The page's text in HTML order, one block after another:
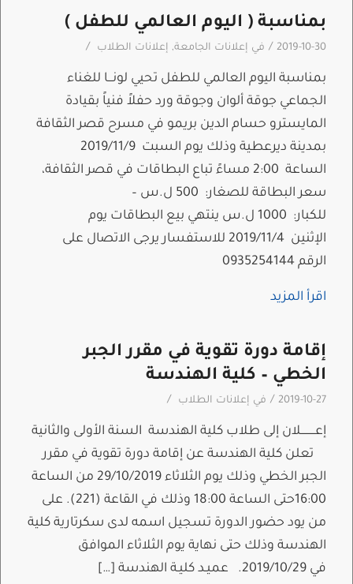
بمناسبة ( اليوم العالمي للطفل )
2019-10-30
/ في إعلانات الجامعة, إعلانات الطلاب /
بمناسبة اليوم العالمي للطفل تحيي لونـــا للغناء
الجماعي جوقة ألوان وجوقة ورد حفلاً فنياً بقيادة
المايسترو حسام الدين بريمو في مسرح قصر الثقافة
بمدينة ديرعطية وذلك يوم السبت 2019/11/9
الساعة 2:00 مساءً تباع البطاقات في قصر الثقافة،
سعر البطاقة للصغار: 500 ل.س –
للكبار: 1000 ل.س ينتهي بيع البطاقات يوم
الإثنين 2019/11/4 للاستفسار يرجى الاتصال على
الرقم 0935254144
اقرأ المزيد
إقامة دورة تقوية في مقرر الجبر
الخطي – كلية الهندسة
2019-10-27
/ في إعلانات الطلاب /
إعـــــــــلان إلى طلاب كلية الهندسة السنة الأولى والثانية
تعلن كلية الهندسة عن إقامة دورة تقوية في مقرر
الجبر الخطي وذلك يوم الثلاثاء 29/10/2019 من الساعة
16:00حتى الساعة 18:00 وذلك في القاعة (221). على
من يود حضور الدورة تسجيل اسمه لدى سكرتارية كلية
الهندسة وذلك حتى نهاية يوم الثلاثاء الموافق
في 2019/10/29. عميـد كليـة الهندسة […]